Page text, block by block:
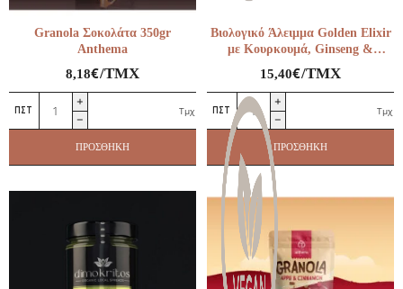
Granola Σοκολάτα 350gr
Anthema
8,18€/ΤΜΧ
Granola
Σοκολάτα
350gr
Anthema
Τμχ
ΠΡΟΣΘΉΚΗ
Βιολογικό Άλειμμα Golden Elixir
με Κουρκουμά, Ginseng &
15,40€/ΤΜΧ
Βιολογικό
Άλειμμα
Golden
Elixir
με
Κουρκουμά,
Ginseng
&
Κάρδαμο
Anthema
Τμχ
ΠΡΟΣΘΉΚΗ